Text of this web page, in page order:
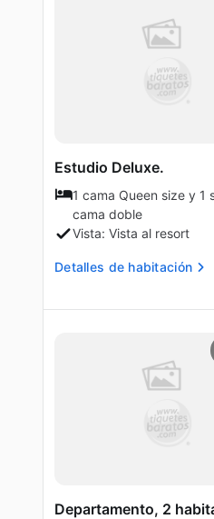
Estudio Deluxe.
1 cama Queen size y 1
cama doble
Vista: Vista al resort
Detalles de habitación
Departamento, 2